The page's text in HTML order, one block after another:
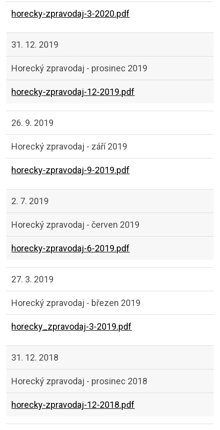
horecky-zpravodaj-3-2020.pdf
31. 12. 2019
Horecký zpravodaj - prosinec 2019
horecky-zpravodaj-12-2019.pdf
26. 9. 2019
Horecký zpravodaj - září 2019
horecky-zpravodaj-9-2019.pdf
2. 7. 2019
Horecký zpravodaj - červen 2019
horecky-zpravodaj-6-2019.pdf
27. 3. 2019
Horecký zpravodaj - březen 2019
horecky_zpravodaj-3-2019.pdf
31. 12. 2018
Horecký zpravodaj - prosinec 2018
horecky-zpravodaj-12-2018.pdf